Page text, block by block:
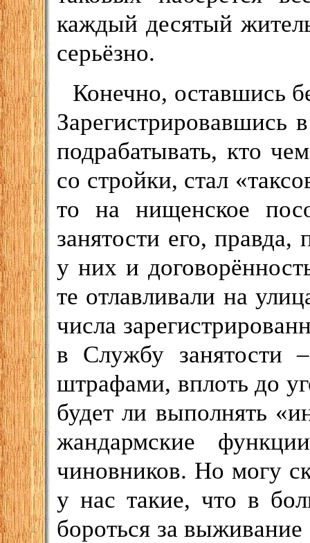
каждый десятый
серьёзно.
Конечно, оставшись
Зарегистрировавшись
подрабатывать, кто
со стройки, стал
то на нищенское
занятости его,
у них и
те отлавливали на
числа
в Службу занятости
штрафами, вплоть до
будет ли выполнять
жандармские
чиновников. Но могу
у нас такие, что в
бороться за